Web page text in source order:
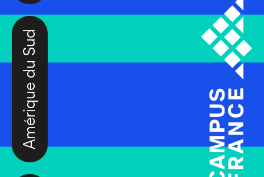
Amérique du Sud